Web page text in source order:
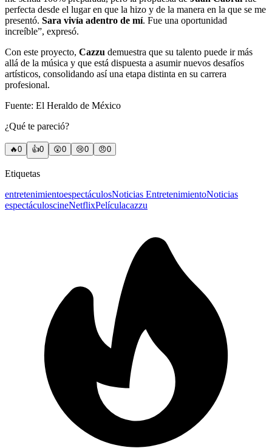
perfecta desde el lugar en que la hizo y de la manera en la que se me
presentó. Sara vivía adentro de mí. Fue una oportunidad
increíble”, expresó.
Con este proyecto, Cazzu demuestra que su talento puede ir más
allá de la música y que está dispuesta a asumir nuevos desafíos
artísticos, consolidando así una etapa distinta en su carrera
profesional.
Fuente: El Heraldo de México
¿Qué te pareció?
🔥0 👍0 😲0 😢0 😠0
Etiquetas
entretenimientoespectáculosNoticias EntretenimientoNoticias
espectáculoscineNetflixPelículacazzu